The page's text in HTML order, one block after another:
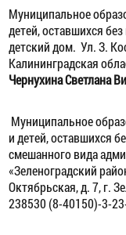
Муниципальное
детей, оставшихся
детский дом.Ул. З.
Калининградская
Чернухина Светлана
Муниципальное
и детей, оставшихся
смешанного вида
«Зеленоградский
Октябрьская, д. 7, г.
238530 (8-40150)-3-